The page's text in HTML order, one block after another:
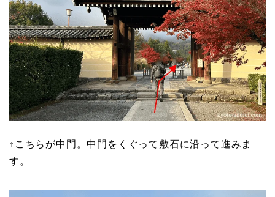
↑こちらが中門。中門をくぐって敷石に沿って進みま
す。